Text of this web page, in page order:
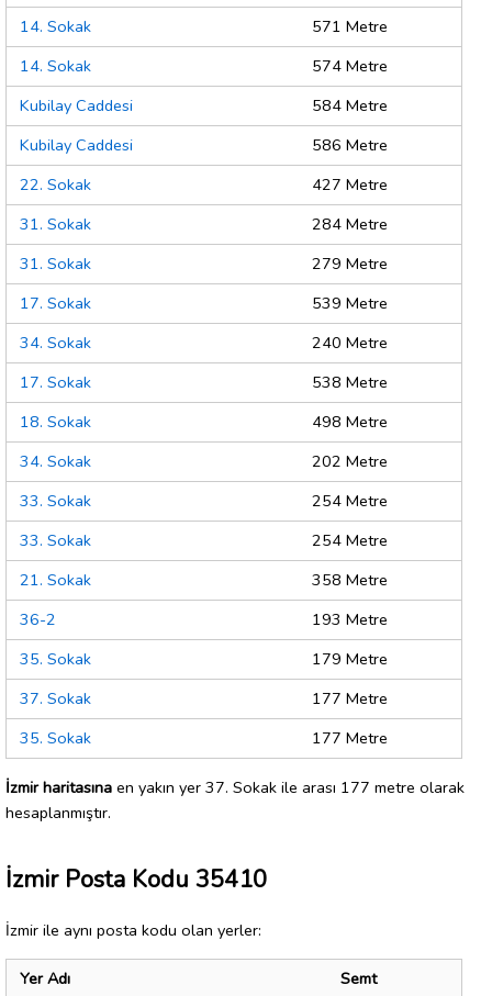
14. Sokak
571 Metre
14. Sokak
574 Metre
Kubilay Caddesi
584 Metre
Kubilay Caddesi
586 Metre
22. Sokak
427 Metre
31. Sokak
284 Metre
31. Sokak
279 Metre
17. Sokak
539 Metre
34. Sokak
240 Metre
17. Sokak
538 Metre
18. Sokak
498 Metre
34. Sokak
202 Metre
33. Sokak
254 Metre
33. Sokak
254 Metre
21. Sokak
358 Metre
36-2
193 Metre
35. Sokak
179 Metre
37. Sokak
177 Metre
35. Sokak
177 Metre
İzmir haritasına en yakın yer 37. Sokak ile arası 177 metre olarak
hesaplanmıştır.
İzmir Posta Kodu 35410
İzmir ile aynı posta kodu olan yerler:
Yer Adı
Semt